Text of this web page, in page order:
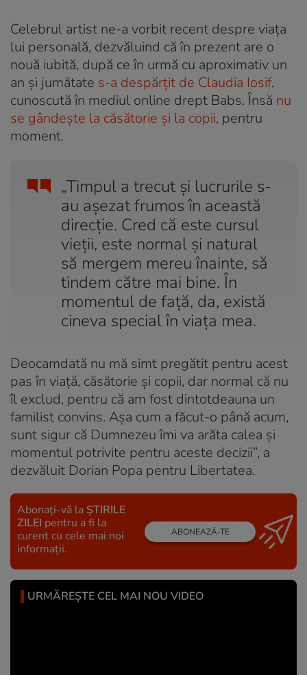
Celebrul artist ne-a vorbit recent despre viața
lui personală, dezvăluind că în prezent are o
nouă iubită, după ce în urmă cu aproximativ un
an și jumătate s-a despărțit de Claudia Iosif,
cunoscută în mediul online drept Babs. Însă nu
se gândește la căsătorie și la copii, pentru
moment.
„Timpul a trecut și lucrurile s-
au așezat frumos în această
direcție. Cred că este cursul
vieții, este normal și natural
să mergem mereu înainte, să
tindem către mai bine. În
momentul de față, da, există
cineva special în viața mea.
Deocamdată nu mă simt pregătit pentru acest
pas în viață, căsătorie și copii, dar normal că nu
îl exclud, pentru că am fost dintotdeauna un
familist convins. Așa cum a făcut-o până acum,
sunt sigur că Dumnezeu îmi va arăta calea și
momentul potrivite pentru aceste decizii”, a
dezvăluit Dorian Popa pentru Libertatea.
Abonați-vă la ȘTIRILE
ZILEI pentru a fi la
curent cu cele mai noi
informații.
ABONEAZĂ-TE
URMĂREȘTE CEL MAI NOU VIDEO